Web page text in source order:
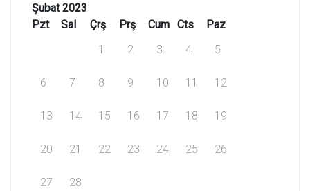
Şubat 2023
Pzt
Sal Çrş Prş Cum Cts
Paz
1
2 3 4 5
6 7 8 9 10 11 12
13 14 15 16 17 18 19
20 21 22 23 24 25 26
27 28